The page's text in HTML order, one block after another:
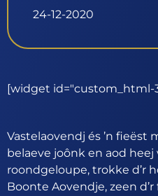
24-12-2020
[widget id="custom_html-
Vastelaovendj és ’n
belaeve joônk en aod
roondgeloupe, trokke d’r
Boonte Aovendje, zeen